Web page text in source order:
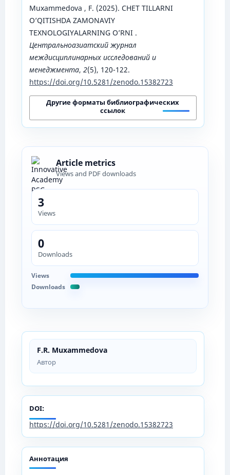
F.R. Muxammedova
Автор
DOI:
https://doi.org/10.5281/zenodo.15382723
Аннотация
Muxammedova , F. (2025). CHET TILLARNI
O’QITISHDA ZAMONAVIY
TEXNOLOGIYALARNING O’RNI .
Центральноазиатский журнал
междисциплинарных исследований и
менеджмента, 2(5), 120-122.
https://doi.org/10.5281/zenodo.15382723
Другие форматы библиографических
ссылок
Article metrics
Views and PDF downloads
3
Views
0
Downloads
Views
Downloads